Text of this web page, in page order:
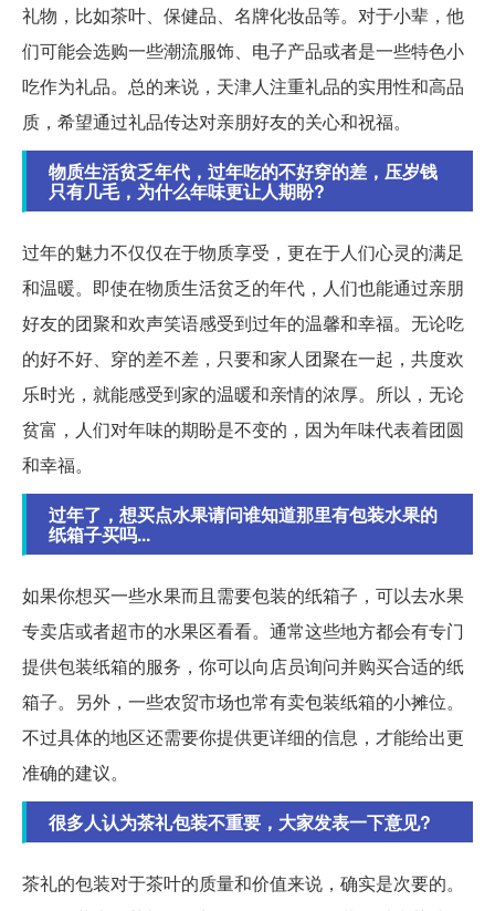
礼物，比如茶叶、保健品、名牌化妆品等。对于小辈，他
们可能会选购一些潮流服饰、电子产品或者是一些特色小
吃作为礼品。总的来说，天津人注重礼品的实用性和高品
质，希望通过礼品传达对亲朋好友的关心和祝福。
物质生活贫乏年代，过年吃的不好穿的差，压岁钱
只有几毛，为什么年味更让人期盼?
过年的魅力不仅仅在于物质享受，更在于人们心灵的满足
和温暖。即使在物质生活贫乏的年代，人们也能通过亲朋
好友的团聚和欢声笑语感受到过年的温馨和幸福。无论吃
的好不好、穿的差不差，只要和家人团聚在一起，共度欢
乐时光，就能感受到家的温暖和亲情的浓厚。所以，无论
贫富，人们对年味的期盼是不变的，因为年味代表着团圆
和幸福。
过年了，想买点水果请问谁知道那里有包装水果的
纸箱子买吗...
如果你想买一些水果而且需要包装的纸箱子，可以去水果
专卖店或者超市的水果区看看。通常这些地方都会有专门
提供包装纸箱的服务，你可以向店员询问并购买合适的纸
箱子。另外，一些农贸市场也常有卖包装纸箱的小摊位。
不过具体的地区还需要你提供更详细的信息，才能给出更
准确的建议。
很多人认为茶礼包装不重要，大家发表一下意见?
茶礼的包装对于茶叶的质量和价值来说，确实是次要的。